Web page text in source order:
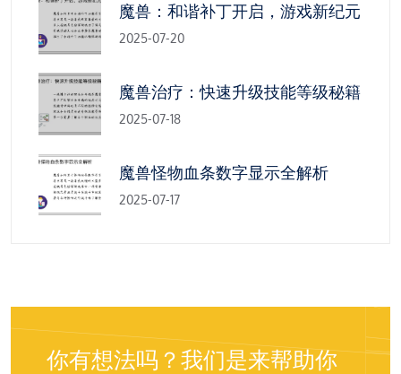
魔兽：和谐补丁开启，游戏新纪元
2025-07-20
魔兽治疗：快速升级技能等级秘籍
2025-07-18
魔兽怪物血条数字显示全解析
2025-07-17
你有想法吗？我们是来帮助你